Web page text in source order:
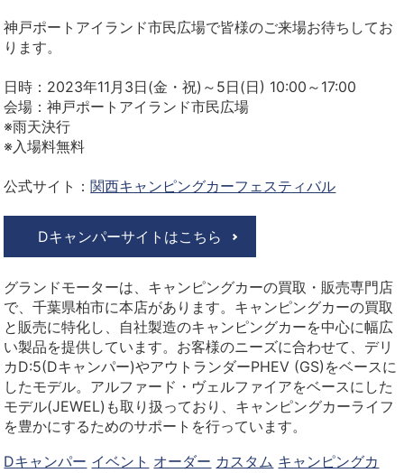
神戸ポートアイランド市民広場で皆様のご来場お待ちしてお
ります。
日時：2023年11月3日(金・祝)～5日(日) 10:00～17:00
会場：神戸ポートアイランド市民広場
※雨天決行
※入場料無料
公式サイト：関西キャンピングカーフェスティバル
Dキャンパーサイトはこちら
グランドモーターは、キャンピングカーの買取・販売専門店
で、千葉県柏市に本店があります。キャンピングカーの買取
と販売に特化し、自社製造のキャンピングカーを中心に幅広
い製品を提供しています。お客様のニーズに合わせて、デリ
カD:5(Dキャンパー)やアウトランダーPHEV (GS)をベースに
したモデル。アルファード・ヴェルファイアをベースにした
モデル(JEWEL)も取り扱っており、キャンピングカーライフ
を豊かにするためのサポートを行っています。
Dキャンパー イベント オーダー カスタム キャンピングカ